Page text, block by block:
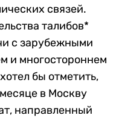
связей.
талибов*
с зарубежными
и многостороннем
бы отметить,
в Москву
направленный